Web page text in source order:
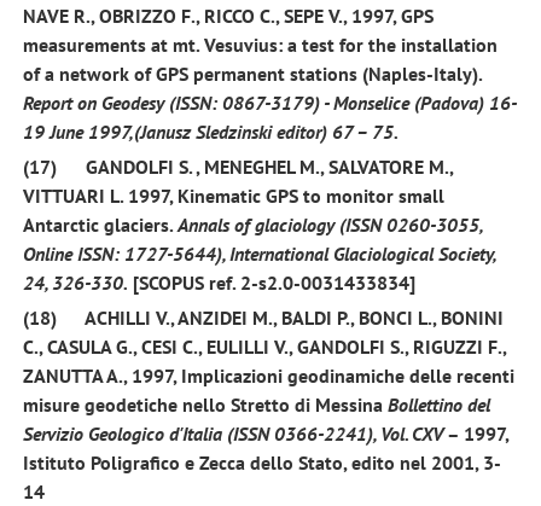
NAVE R., OBRIZZO F., RICCO C., SEPE V., 1997, GPS
measurements at mt. Vesuvius: a test for the installation
of a network of GPS permanent stations (Naples-Italy).
Report on Geodesy (ISSN: 0867-3179) - Monselice (Padova) 16-
19 June 1997,(Janusz Sledzinski editor) 67 – 75.
(17)
GANDOLFI S., MENEGHEL M., SALVATORE M.,
VITTUARI L. 1997, Kinematic GPS to monitor small
Antarctic glaciers.Annals of glaciology (ISSN 0260-3055,
Online ISSN: 1727-5644), International Glaciological Society,
24, 326-330. [SCOPUS ref. 2-s2.0-0031433834]
(18)
ACHILLI V., ANZIDEI M., BALDI P., BONCI L., BONINI
C., CASULA G., CESI C., EULILLI V.,GANDOLFI S.,RIGUZZI F.,
ZANUTTA A., 1997,Implicazioni geodinamiche delle recenti
misure geodetiche nello Stretto di Messina Bollettino del
Servizio Geologico d'Italia (ISSN 0366-2241), Vol. CXV– 1997,
Istituto Poligrafico e Zecca dello Stato, edito nel 2001, 3-
14